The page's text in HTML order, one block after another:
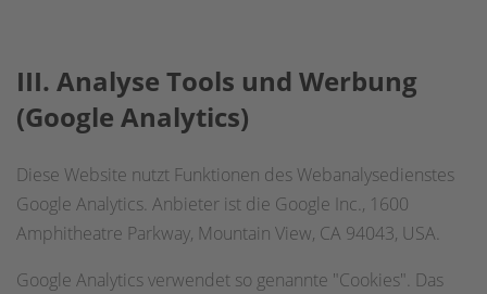
III. Analyse Tools und Werbung
(Google Analytics)
Diese Website nutzt Funktionen des Webanalysedienstes
Google Analytics. Anbieter ist die Google Inc., 1600
Amphitheatre Parkway, Mountain View, CA 94043, USA.
Google Analytics verwendet so genannte "Cookies". Das